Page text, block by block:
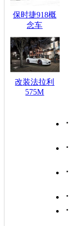
保时捷918概
念车
改装法拉利
575M